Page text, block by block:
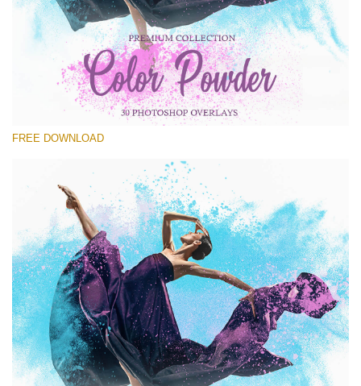
Por favor selecione
Free Powder Overlay #25
Small 800*533px
Color Powder
Bokeh Collection (650 Overlays)
Large 6000*4000px
Entire Collection
(1783 Overlays)
Large 6000*4000px
Download Grátis
FREE DOWNLOAD